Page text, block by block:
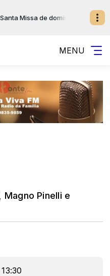
Missa de domingo com
MENU
Pinelli e